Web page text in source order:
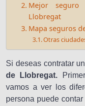
Mejor
Llobregat
Mapa seguros
Otras
Si deseas contratar un
de Llobregat.
vamos a ver los
persona puede